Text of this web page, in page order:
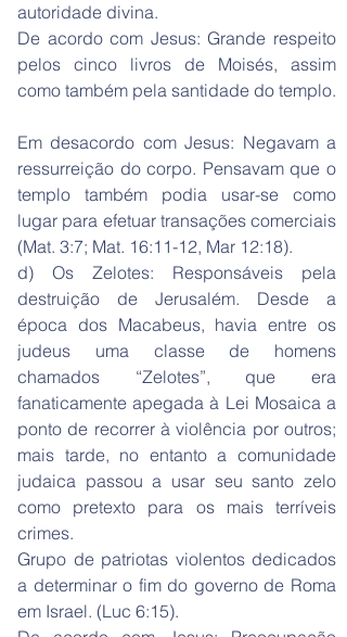
autoridade divina.
De acordo com Jesus: Grande respeito
pelos cinco livros de Moisés, assim
como também pela santidade do templo.
Em desacordo com Jesus: Negavam a
ressurreição do corpo. Pensavam que o
templo também podia usar-se como
lugar para efetuar transações comerciais
(Mat. 3:7; Mat. 16:11-12, Mar 12:18).
d) Os Zelotes: Responsáveis pela
destruição de Jerusalém. Desde a
época dos Macabeus, havia entre os
judeus uma classe de homens
chamados “Zelotes”, que era
fanaticamente apegada à Lei Mosaica a
ponto de recorrer à violência por outros;
mais tarde, no entanto a comunidade
judaica passou a usar seu santo zelo
como pretexto para os mais terríveis
crimes.
Grupo de patriotas violentos dedicados
a determinar o fim do governo de Roma
em Israel. (Luc 6:15).